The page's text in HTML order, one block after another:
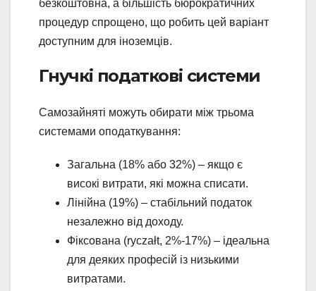
безкоштовна, а більшість бюрократичних
процедур спрощено, що робить цей варіант
доступним для іноземців.
Гнучкі податкові системи
Самозайняті можуть обирати між трьома
системами оподаткування:
Загальна (18% або 32%) – якщо є
високі витрати, які можна списати.
Лінійна (19%) – стабільний податок
незалежно від доходу.
Фіксована (ryczałt, 2%-17%) – ідеальна
для деяких професій із низькими
витратами.